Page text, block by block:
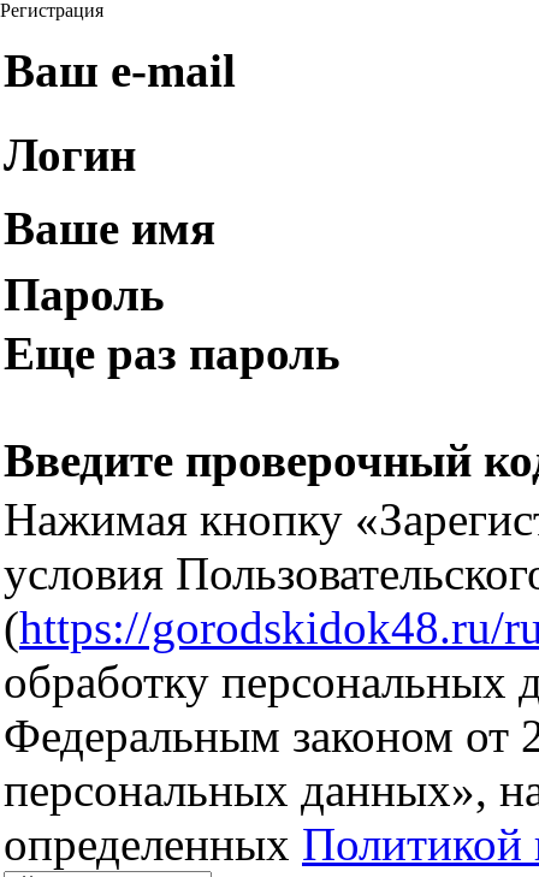
Регистрация
Ваш e-mail
Логин
Ваше имя
Пароль
Еще раз пароль
Введите проверочный
Нажимая кнопку
условия
(https://gorodskidok48.ru/
обработку персональных
Федеральным законом
персональных данных»,
определенных Политикой